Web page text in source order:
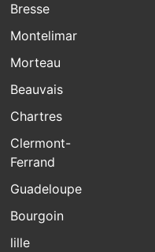
Bresse
Montelimar
Morteau
Beauvais
Chartres
Clermont-
Ferrand
Guadeloupe
Bourgoin
lille